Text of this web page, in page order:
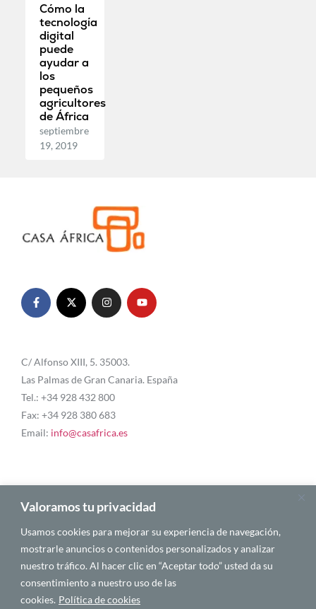
Valoramos tu privacidad
Usamos cookies para mejorar su experiencia de navegación,
mostrarle anuncios o contenidos personalizados y analizar
nuestro tráfico. Al hacer clic en “Aceptar todo” usted da su
consentimiento a nuestro uso de las
cookies. Política de cookies
Cómo la
tecnología
digital
puede
ayudar a
los
pequeños
agricultores
de África
septiembre
19, 2019
C/ Alfonso XIII, 5. 35003.
Las Palmas de Gran Canaria. España
Tel.: +34 928 432 800
Fax: +34 928 380 683
Email: info@casafrica.es
Blog
Quiénes somos
Autores
Español